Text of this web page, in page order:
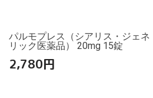
パルモプレス（シアリス・ジェネ
リック医薬品） 20mg 15錠
2,780円